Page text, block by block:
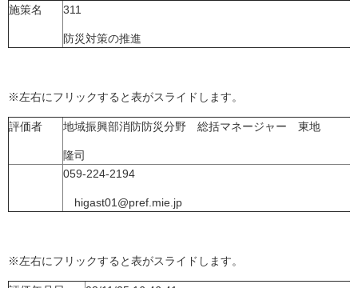
施策名 311
防災対策の推進
※左右にフリックすると表がスライドします。
評価者 地域振興部消防防災分野 総括マネージャー 東地
隆司
059-224-2194
higast01@pref.mie.jp
※左右にフリックすると表がスライドします。